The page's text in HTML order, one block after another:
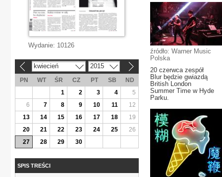
źródło: Warner Music
Polska
20 czerwca zespół
Blur będzie gwiazdą
British London
Summer Time w Hyde
Parku.
Wydanie: 10126
kwiecień 2015
PN WT ŚR CZ PT SB
ND
1
2 3 4
5
6
7 8 9 10 11
12
13
14 15 16 17 18
19
20
21 22 23 24 25
26
27
28 29 30
SPIS TREŚCI